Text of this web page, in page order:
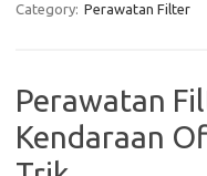
Category: Perawatan Filter
Perawatan
Kendaraan